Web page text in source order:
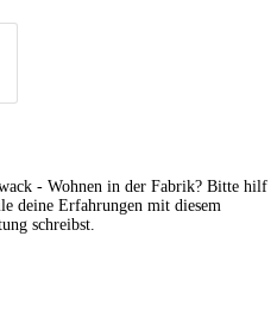
- Wohnen in der Fabrik? Bitte hilf
deine Erfahrungen mit diesem
schreibst.